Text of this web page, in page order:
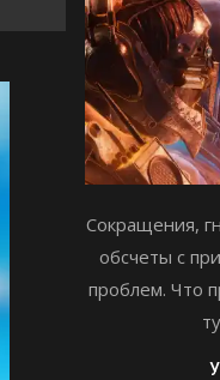
Сокращения,
обсчеты с
проблем. Что